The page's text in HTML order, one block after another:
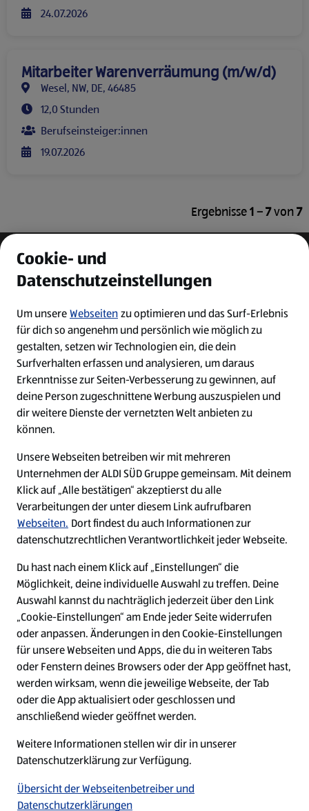
24.07.2026
Mitarbeiter Warenverräumung (m/w/d)
Wesel, NW, DE, 46485
12,0 Stunden
Berufseinsteiger:innen
19.07.2026
Ergebnisse1 – 7von7
Ein ausgezeichneter Arbeitgeber
W
i
r
d
a
u
f
e
n
e
r
e
u
W
i
r
d
a
u
f
e
n
e
r
n
e
u
W
i
r
d
a
u
f
e
n
e
r
n
e
W
i
r
d
a
Datenschutz Security Policy
Barrierefreiheit
Cookie- und
Datenschutzeinstellungen
Um unsereWebseitenzu optimieren und das Surf-Erlebnis
für dich so angenehm und persönlich wie möglich zu
gestalten, setzen wir Technologien ein, die dein
Surfverhalten erfassen und analysieren, um daraus
Erkenntnisse zur Seiten-Verbesserung zu gewinnen, auf
deine Person zugeschnittene Werbung auszuspielen und
dir weitere Dienste der vernetzten Welt anbieten zu
können.
Unsere Webseiten betreiben wir mit mehreren
Unternehmen der ALDI SÜD Gruppe gemeinsam. Mit deinem
Klick auf „Alle bestätigen“ akzeptierst du alle
Verarbeitungen der unter diesem Link aufrufbaren
Webseiten. Dort findest du auch Informationen zur
datenschutzrechtlichen Verantwortlichkeit jeder Webseite.
Du hast nach einem Klick auf „Einstellungen“ die
Möglichkeit, deine individuelle Auswahl zu treffen. Deine
Auswahl kannst du nachträglich jederzeit über den Link
„Cookie-Einstellungen“ am Ende jeder Seite widerrufen
oder anpassen. Änderungen in den Cookie-Einstellungen
für unsere Webseiten und Apps, die du in weiteren Tabs
oder Fenstern deines Browsers oder der App geöffnet hast,
werden wirksam, wenn die jeweilige Webseite, der Tab
oder die App aktualisiert oder geschlossen und
anschließend wieder geöffnet werden.
Weitere Informationen stellen wir dir in unserer
Datenschutzerklärung zur Verfügung.
Übersicht der Webseitenbetreiber und
Datenschutzerklärungen